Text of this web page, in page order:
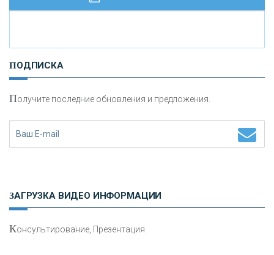
И
сохранения и увеличения капитала
ПОДПИСКА
Получите последние обновления и предложения.
ЗАГРУЗКА ВИДЕО ИНФОРМАЦИИ
Консультирование, Презентация